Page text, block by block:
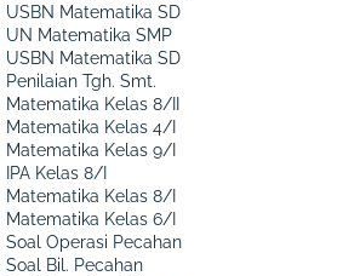
USBN Matematika SD
UN Matematika SMP
USBN Matematika SD
Penilaian Tgh. Smt.
Matematika Kelas 8/II
Matematika Kelas 4/I
Matematika Kelas 9/I
IPA Kelas 8/I
Matematika Kelas 8/I
Matematika Kelas 6/I
Soal Operasi Pecahan
Soal Bil. Pecahan